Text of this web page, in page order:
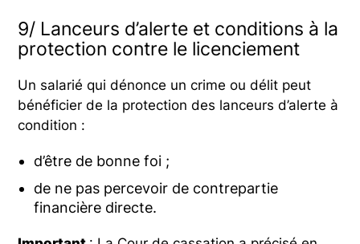
9/ Lanceurs d’alerte et conditions à la
protection contre le licenciement
Un salarié qui dénonce un crime ou délit peut
bénéficier de la protection des lanceurs d’alerte à
condition :
d’être de bonne foi ;
de ne pas percevoir de contrepartie
financière directe.